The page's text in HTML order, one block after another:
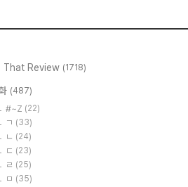
That Review (1718)
(487)
#~Z (22)
ㄱ (33)
ㄴ (24)
ㄷ (23)
ㄹ (25)
ㅁ (35)